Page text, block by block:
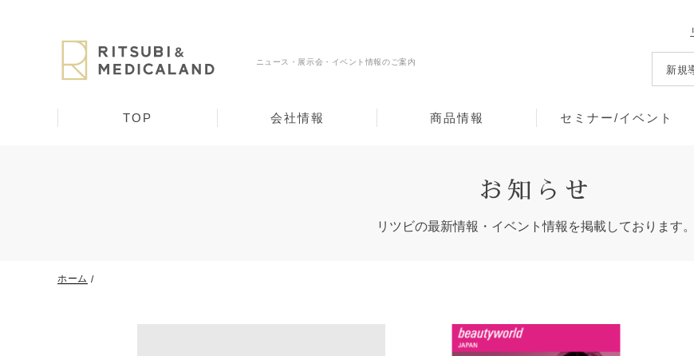
ニュース・展示会・イベント情報のご案内
新規
TOP 会社情報 商品情報 セミナー/イベント
お知らせ
リツビの最新情報・イベント情報を掲載しております。
ホーム